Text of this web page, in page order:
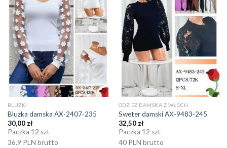
BLUZKI
Bluzka damska AX-2407-235
30,00 zł
Paczka 12 szt
36.9 PLN brutto
ODZIEŻ DAMSKA Z WŁOCH
Sweter damski AX-9483-245
32,50 zł
Paczka 12 szt
40 PLN brutto